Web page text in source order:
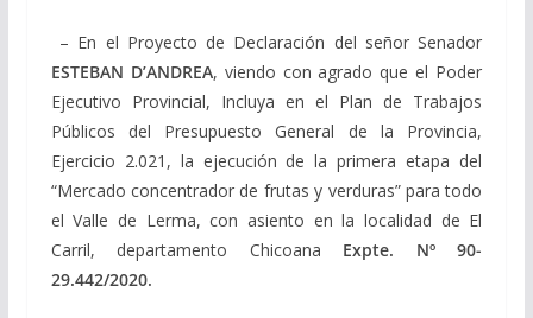
– En el Proyecto de Declaración del señor Senador
ESTEBAN D’ANDREA, viendo con agrado que el Poder
Ejecutivo Provincial, Incluya en el Plan de Trabajos
Públicos del Presupuesto General de la Provincia,
Ejercicio 2.021, la ejecución de la primera etapa del
“Mercado concentrador de frutas y verduras” para todo
el Valle de Lerma, con asiento en la localidad de El
Carril, departamento Chicoana Expte. Nº90-
29.442/2020.